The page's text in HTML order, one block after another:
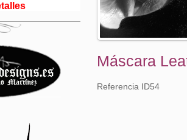
Máscara
Referencia ID54